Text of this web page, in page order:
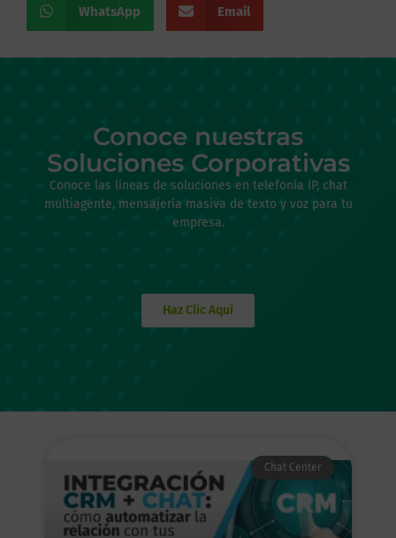
WhatsApp Email
Conoce nuestras
Soluciones Corporativas
Conoce las líneas de soluciones en telefonía IP, chat
multiagente, mensajería masiva de texto y voz para tu
empresa.
Haz Clic Aquí
Chat Center